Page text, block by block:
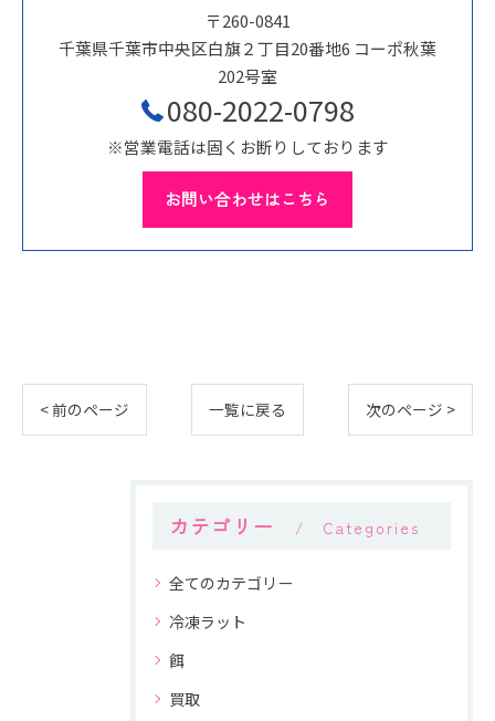
〒260-0841
千葉県千葉市中央区白旗２丁目20番地6 コーポ秋葉
202号室
080-2022-0798
※営業電話は固くお断りしております
お問い合わせはこちら
< 前のページ 一覧に戻る 次のページ >
カテゴリー Categories
全てのカテゴリー
冷凍ラット
餌
買取